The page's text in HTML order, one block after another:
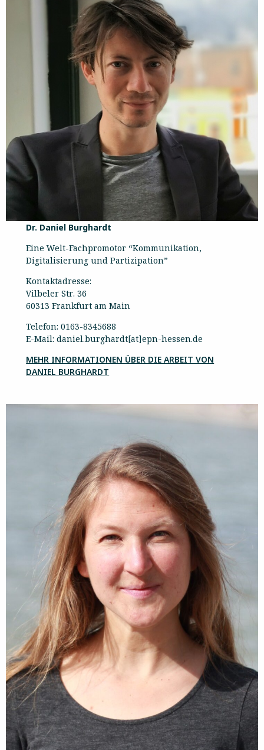
Dr. Daniel Burghardt
Eine Welt-Fachpromotor “Kommunikation,
Digitalisierung und Partizipation”
Kontaktadresse:
Vilbeler Str. 36
60313 Frankfurt am Main
Telefon: 0163-8345688
E-Mail: daniel.burghardt[at]epn-hessen.de
MEHR INFORMATIONEN ÜBER DIE ARBEIT VON
DANIEL BURGHARDT